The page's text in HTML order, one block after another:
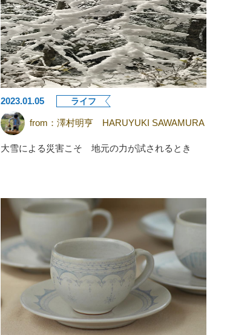
2023.01.05 ライフ
from： 澤村明亨 HARUYUKI SAWAMURA
大雪による災害こそ 地元の力が試されるとき